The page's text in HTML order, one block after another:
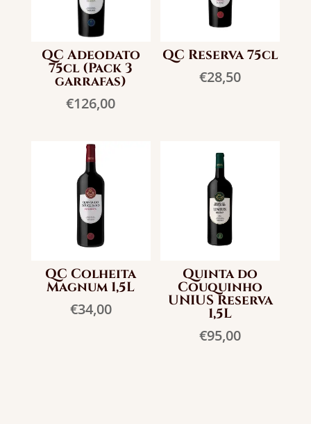
QC Adeodato
75cl (Pack 3
garrafas)
€126,00
QC Reserva 75cl
€28,50
QC Colheita
Magnum 1,5L
€34,00
Quinta do
Couquinho
UNIUS Reserva
1,5L
€95,00